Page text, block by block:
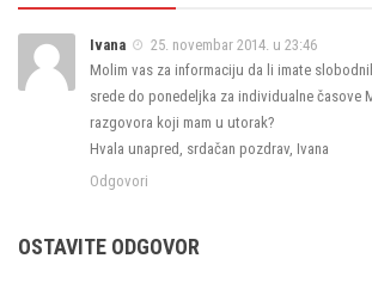
Ivana
25. novembar 2014. u 23:46
Molim vas za informaciju da li imate
srede do ponedeljka za individualne časove
razgovora koji mam u utorak?
Hvala unapred, srdačan pozdrav, Ivana
Odgovori
OSTAVITE ODGOVOR